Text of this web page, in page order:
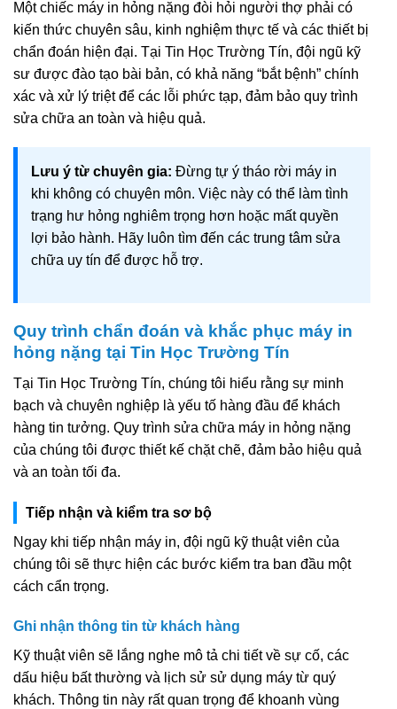
Một chiếc máy in hỏng nặng đòi hỏi người thợ phải có
kiến thức chuyên sâu, kinh nghiệm thực tế và các thiết bị
chẩn đoán hiện đại. Tại Tin Học Trường Tín, đội ngũ kỹ
sư được đào tạo bài bản, có khả năng “bắt bệnh” chính
xác và xử lý triệt để các lỗi phức tạp, đảm bảo quy trình
sửa chữa an toàn và hiệu quả.
Lưu ý từ chuyên gia: Đừng tự ý tháo rời máy in
khi không có chuyên môn. Việc này có thể làm tình
trạng hư hỏng nghiêm trọng hơn hoặc mất quyền
lợi bảo hành. Hãy luôn tìm đến các trung tâm sửa
chữa uy tín để được hỗ trợ.
Quy trình chẩn đoán và khắc phục máy in
hỏng nặng tại Tin Học Trường Tín
Tại Tin Học Trường Tín, chúng tôi hiểu rằng sự minh
bạch và chuyên nghiệp là yếu tố hàng đầu để khách
hàng tin tưởng. Quy trình sửa chữa máy in hỏng nặng
của chúng tôi được thiết kế chặt chẽ, đảm bảo hiệu quả
và an toàn tối đa.
Tiếp nhận và kiểm tra sơ bộ
Ngay khi tiếp nhận máy in, đội ngũ kỹ thuật viên của
chúng tôi sẽ thực hiện các bước kiểm tra ban đầu một
cách cẩn trọng.
Ghi nhận thông tin từ khách hàng
Kỹ thuật viên sẽ lắng nghe mô tả chi tiết về sự cố, các
dấu hiệu bất thường và lịch sử sử dụng máy từ quý
khách. Thông tin này rất quan trọng để khoanh vùng